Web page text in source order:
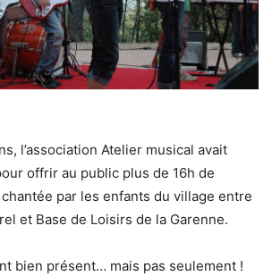
l’association Atelier musical avait
offrir au public plus de 16h de
par les enfants du village entre
et Base de Loisirs de la Garenne.
bien présent… mais pas seulement !